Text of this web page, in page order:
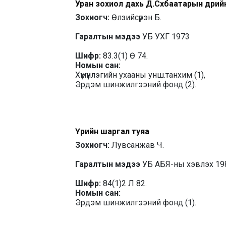
Уран зохиол дахь Д.Сүхбаатарын
Зохиогч: Өлзийсүрэн Б.
Гаралтын мэдээ УБ УХГ 1973
Шифр: 83.3(1) Ө 74.
Номын сан:
Хүмүүнлэгийн ухааны унш.танхим (1),
Эрдэм шинжилгээний фонд (2).
Үүрийн шаргал туяа
Зохиогч: Лувсанжав Ч.
Гаралтын мэдээ УБ АБЯ-ны хэвлэх
Шифр: 84(1)2 Л 82.
Номын сан:
Эрдэм шинжилгээний фонд (1).